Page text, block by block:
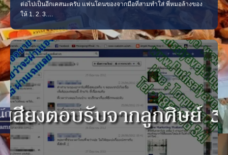
ต่อไปเป็นอีกเคสนะครับ แฟนโดนของจากมือที่สามทำใส่ พี่หมอล้างของ
ให้ 1. 2. 3.
——————————————————————————- อีกเคส
นึง เป็นพยาบาลเธอทึ่งเรื่องพี่หมอดูดวงแม่นมาก มาทำพิธีเกี่ยวกับเรื่อง
ความรักให้แฟนกลับมา มีคนมาจีบเธอเพราะคาถาราศีมากมาย ทุกวันนี้
เขายังมาไถ่ถามเรื่องต่างๆ เช่น จิ้งจกตกใส่ หมายความว่าอะไร เป